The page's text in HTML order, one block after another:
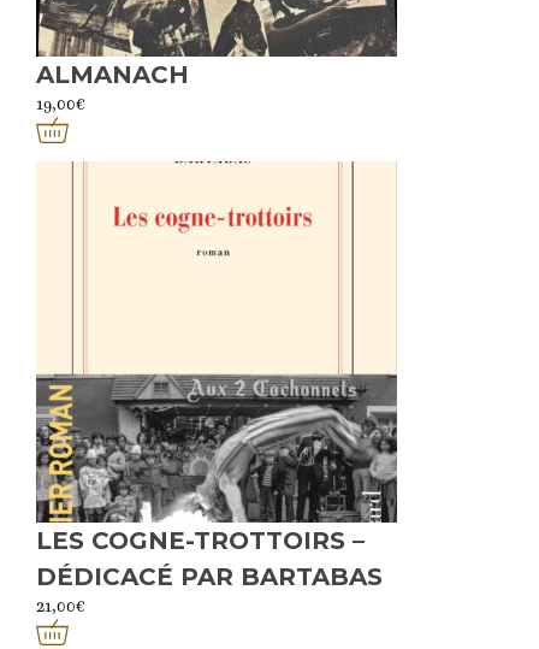
ALMANACH
19,00€
LES COGNE-TROTTOIRS –
DÉDICACÉ PAR BARTABAS
21,00€